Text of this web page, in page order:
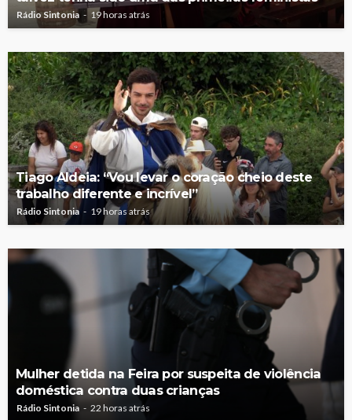
Rádio Sintonia 19 horas atrás
Tiago Aldeia: “Vou levar o coração cheio deste
trabalho diferente e incrível”
Rádio Sintonia 19 horas atrás
Mulher detida na Feira por suspeita de violência
doméstica contra duas crianças
Rádio Sintonia 22 horas atrás